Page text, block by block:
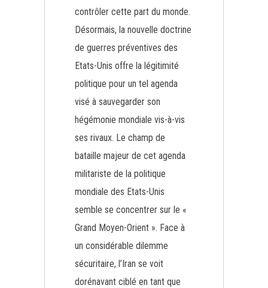
contrôler cette part du monde.
Désormais, la nouvelle doctrine
de guerres préventives des
Etats-Unis offre la légitimité
politique pour un tel agenda
visé à sauvegarder son
hégémonie mondiale vis-à-vis
ses rivaux. Le champ de
bataille majeur de cet agenda
militariste de la politique
mondiale des Etats-Unis
semble se concentrer sur le «
Grand Moyen-Orient ». Face à
un considérable dilemme
sécuritaire, l’Iran se voit
dorénavant ciblé en tant que